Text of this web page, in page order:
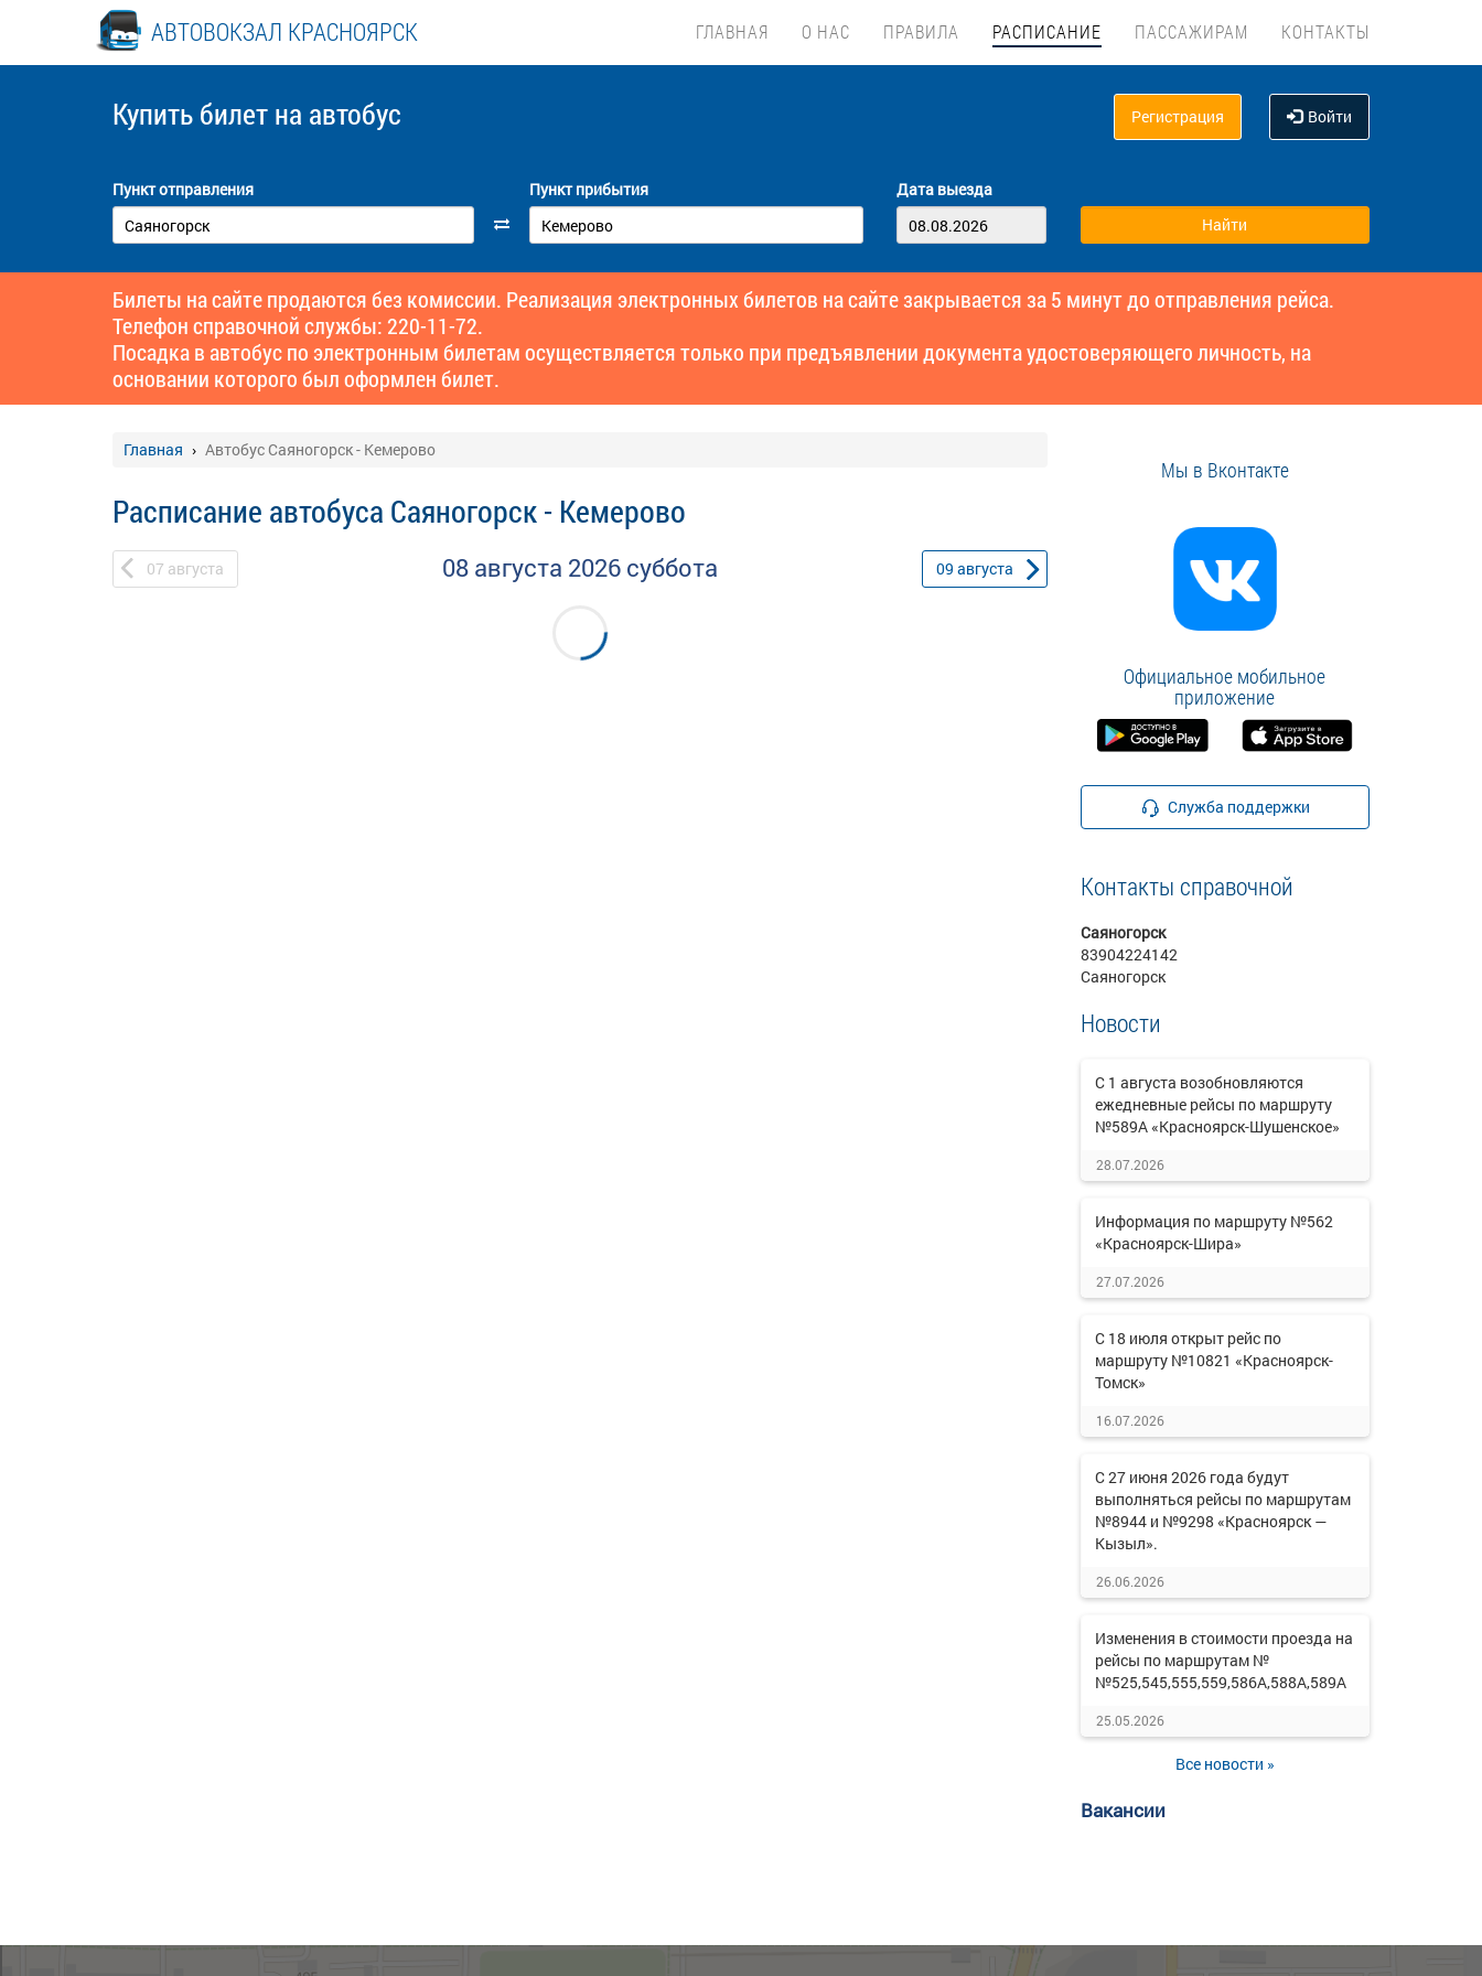
АВТОВОКЗАЛ КРАСНОЯРСК ГЛАВНАЯ О НАС ПРАВИЛА РАСПИСАНИЕ ПАССАЖИРАМ КОНТАКТЫ
Купить билет на автобус Регистрация Войти
Пункт отправления Пункт прибытия Дата выезда
Билеты на сайте продаются без комиссии. Реализация электронных билетов на сайте закрывается за 5 минут до отправления рейса.
Телефон справочной службы: 220-11-72.
Посадка в автобус по электронным билетам осуществляется только при предъявлении документа удостоверяющего личность, на
основании которого был оформлен билет.
Главная Автобус Саяногорск - Кемерово
Расписание автобуса Саяногорск - Кемерово
07 августа 08 августа 2026 суббота 09 августа
Мы в Вконтакте
Официальное мобильное
приложение
Служба поддержки
Контакты справочной
Саяногорск
83904224142
Саяногорск
Новости
С 1 августа возобновляются
ежедневные рейсы по маршруту
№589А «Красноярск-Шушенское»
28.07.2026
Информация по маршруту №562
«Красноярск-Шира»
27.07.2026
С 18 июля открыт рейс по
маршруту №10821 «Красноярск-
Томск»
16.07.2026
С 27 июня 2026 года будут
выполняться рейсы по маршрутам
№8944 и №9298 «Красноярск —
Кызыл».
26.06.2026
Изменения в стоимости проезда на
рейсы по маршрутам №
№525,545,555,559,586А,588А,589А
25.05.2026
Все новости »
Вакансии